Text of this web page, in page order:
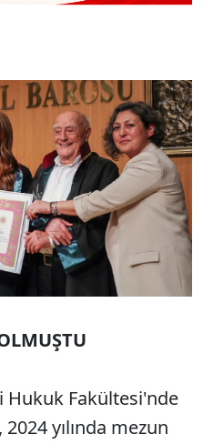
Hukuk Fakültesi'nde
yılında mezun